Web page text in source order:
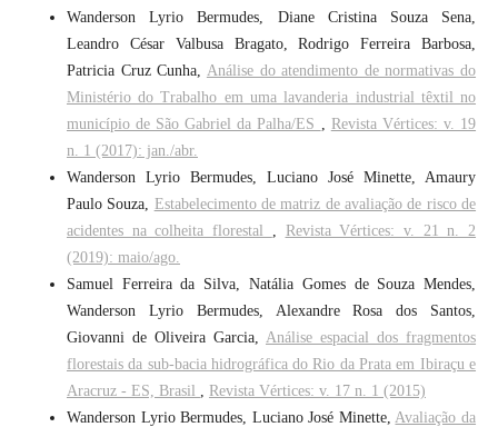
Wanderson Lyrio Bermudes, Diane Cristina Souza Sena,
Leandro César Valbusa Bragato, Rodrigo Ferreira Barbosa,
Patricia Cruz Cunha, Análise do atendimento de normativas do
Ministério do Trabalho em uma lavanderia industrial têxtil no
município de São Gabriel da Palha/ES
Revista Vértices: v. 19
n. 1 (2017): jan./abr.
Wanderson Lyrio Bermudes, Luciano José Minette, Amaury
Paulo Souza, Estabelecimento de matriz de avaliação de risco de
acidentes na colheita florestal
Revista Vértices: v. 21 n. 2
(2019): maio/ago.
Samuel Ferreira da Silva, Natália Gomes de Souza Mendes,
Wanderson Lyrio Bermudes, Alexandre Rosa dos Santos,
Giovanni de Oliveira Garcia, Análise espacial dos fragmentos
florestais da sub-bacia hidrográfica do Rio da Prata em Ibiraçu e
Aracruz - ES, Brasil
Revista Vértices: v. 17 n. 1 (2015)
Wanderson Lyrio Bermudes, Luciano José Minette, Avaliação da